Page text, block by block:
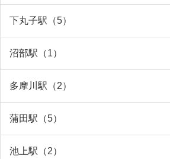
下丸子駅（5）
沼部駅（1）
多摩川駅（2）
蒲田駅（5）
池上駅（2）